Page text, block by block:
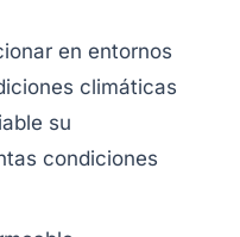
en entornos
climáticas
su
condiciones